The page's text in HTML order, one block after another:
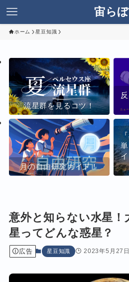
宙らぼ
ホーム 星豆知識
流星群を見るコツ！
月の自由研究ガイド！
意外と知らない水星！
星ってどんな惑星？
広告 星豆知識 2023年5月27日